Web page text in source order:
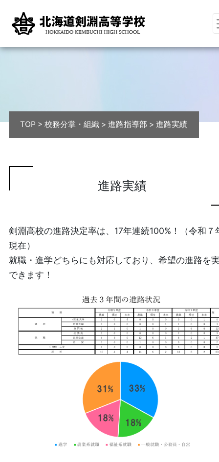
TOP >校務分掌・組織 >進路指導部 >進路実績
進路実績
剣淵高校の進路決定率は、17年連続100%！（令和７
現在）
就職・進学どちらにも対応しており、希望の進路を
できます！